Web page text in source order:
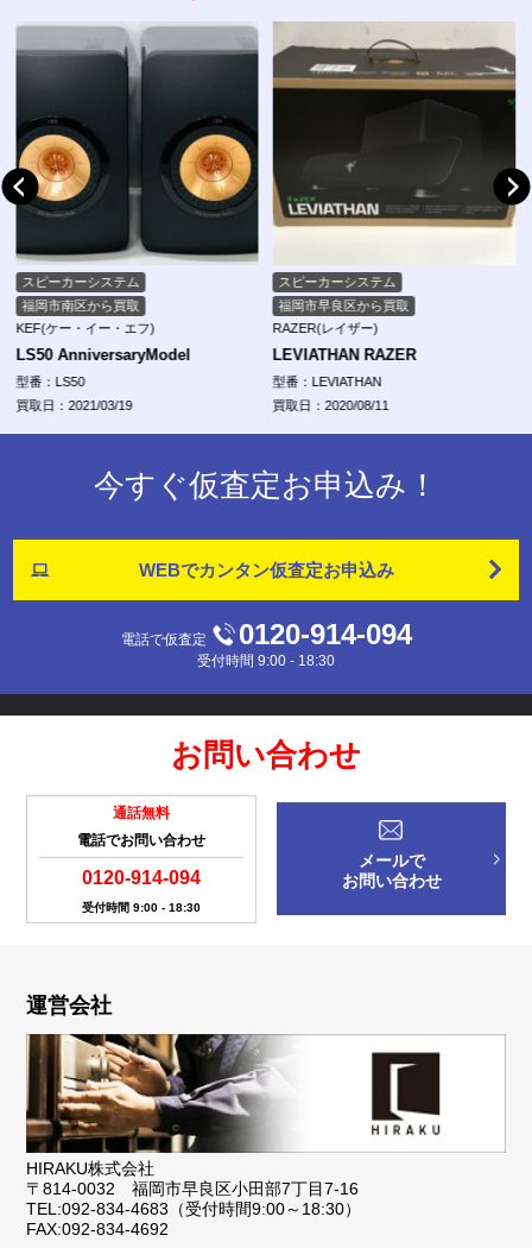
スピーカーシステム
福岡市南区から買取
KEF(ケー・イー・エフ)
LS50 AnniversaryModel
型番：LS50
買取日：2021/03/19
スピーカーシステム
福岡市早良区から買取
RAZER(レイザー)
LEVIATHAN RAZER
型番：LEVIATHAN
買取日：2020/08/11
今すぐ仮査定お申込み！
WEBでカンタン仮査定お申込み
電話で仮査定 0120-914-094
受付時間 9:00 - 18:30
お問い合わせ
通話無料
電話でお問い合わせ
0120-914-094
受付時間 9:00 - 18:30
メールで
お問い合わせ
運営会社
HIRAKU株式会社
〒814-0032 福岡市早良区小田部7丁目7-16
TEL:092-834-4683（受付時間9:00～18:30）
FAX:092-834-4692